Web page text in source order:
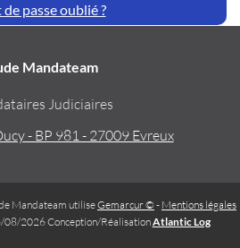
passe oublié ?
Mandateam
Judiciaires
- BP 981 - 27009 Evreux
Mandateam utiliseGemarcur © - Mentions légales
08/2026 Conception/RéalisationAtlantic Log